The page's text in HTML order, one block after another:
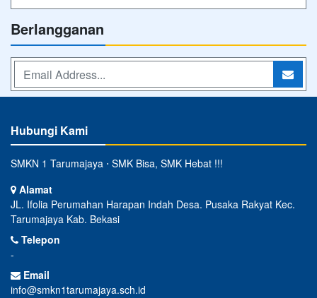
Berlangganan
Hubungi Kami
SMKN 1 Tarumajaya ⋅ SMK Bisa, SMK Hebat !!!
Alamat
JL. Ifolia Perumahan Harapan Indah Desa. Pusaka Rakyat Kec.
Tarumajaya Kab. Bekasi
Telepon
-
Email
info@smkn1tarumajaya.sch.id